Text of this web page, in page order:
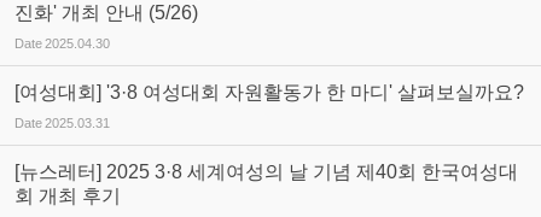
진화' 개최 안내 (5/26)
Date2025.04.30
[여성대회] '3·8 여성대회 자원활동가 한 마디' 살펴보실까요?
Date2025.03.31
[뉴스레터] 2025 3·8 세계여성의 날 기념 제40회 한국여성대
회 개최 후기